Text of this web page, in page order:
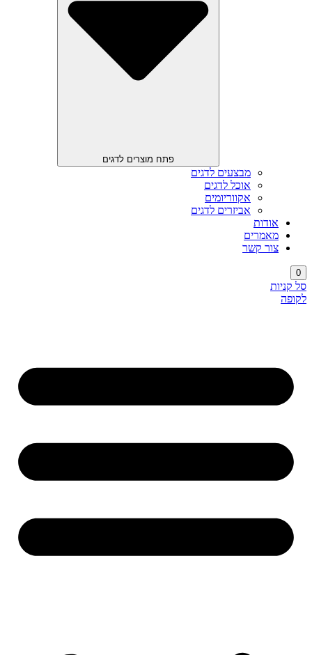
פתח מוצרים לדגים
מבצעים לדגים
אוכל לדגים
אקווריומים
אביזרים לדגים
אודות
מאמרים
צור קשר
0
סל קניות
לקופה